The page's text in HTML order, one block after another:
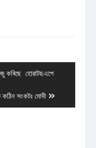
কৰিছে হোৱাটছএপে
সংকটঃ মোদী